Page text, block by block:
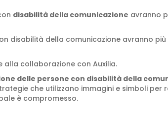
disabilità della comunicazione avranno
disabilità della comunicazione avranno
alla collaborazione con Auxilia.
delle persone con disabilità della
che utilizzano immagini e simboli per
è compromesso.